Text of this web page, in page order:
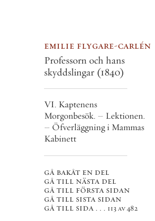
emilie flygare-carlén
Professorn och hans
skyddslingar (1840)
VI. Kaptenens
Morgonbesök. – Lektionen.
– Öfverläggning i Mammas
Kabinett
gå bakåt en del
gå till nästa del
gå till första sidan
gå till sista sidan
gå till sida . . . 113 av 482